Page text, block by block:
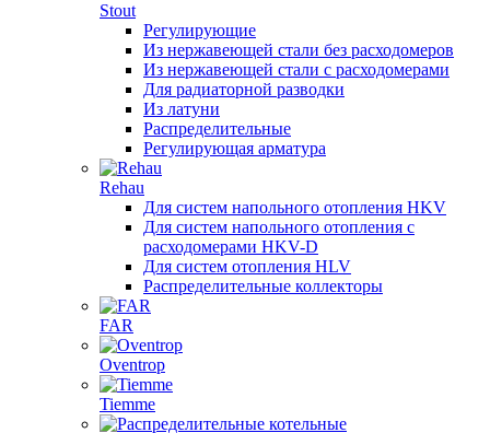
Stout
Регулирующие
Из нержавеющей стали без расходомеров
Из нержавеющей стали с расходомерами
Для радиаторной разводки
Из латуни
Распределительные
Регулирующая арматура
Rehau
Для систем напольного отопления HKV
Для систем напольного отопления с
расходомерами HKV-D
Для систем отопления HLV
Распределительные коллекторы
FAR
Oventrop
Tiemme